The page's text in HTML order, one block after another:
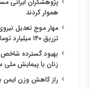
هموار کردند
مهار موج تعدیل
تزریق ۱۴۰ میلیارد تومان
بهبود گسترده
زنان با پیمایش ملی
راز کاهش وزن ایمن